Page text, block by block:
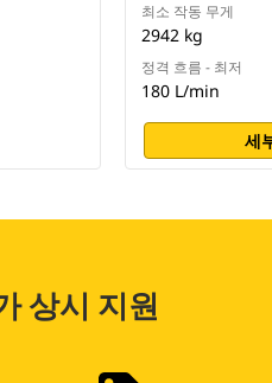
최소 작동 무게
2942 kg
정격 흐름 - 최저
180 L/min
세
상시 지원